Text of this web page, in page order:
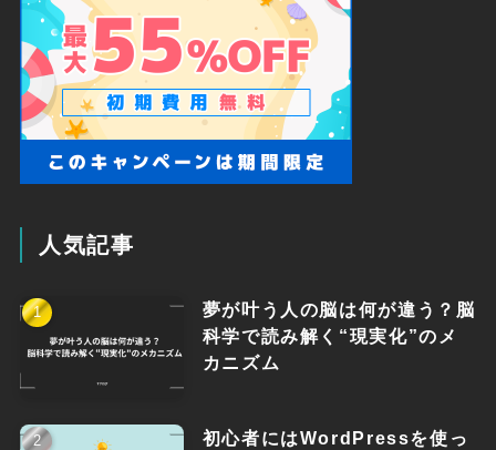
人気記事
夢が叶う人の脳は何が違う？脳
科学で読み解く“現実化”のメ
カニズム
初心者にはWordPressを使っ